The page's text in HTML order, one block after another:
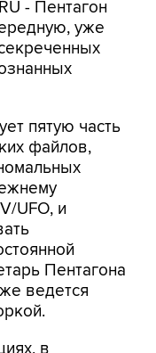
пятую часть
UFO, и
Пентагона
ведется
в